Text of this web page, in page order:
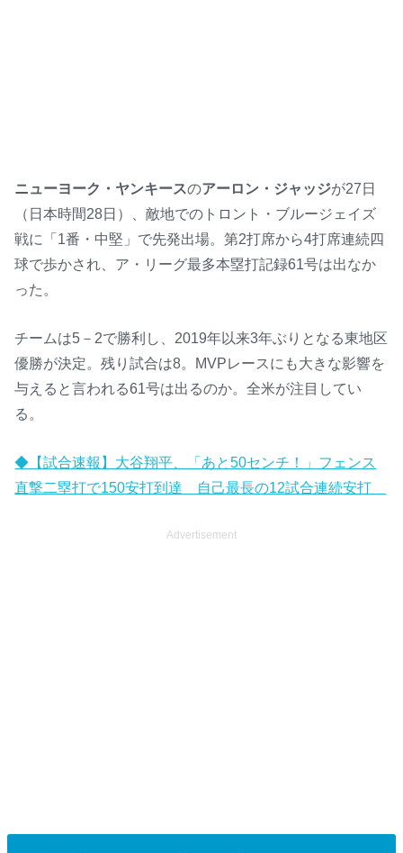
ニューヨーク・ヤンキースのアーロン・ジャッジが27日
（日本時間28日）、敵地でのトロント・ブルージェイズ
戦に「1番・中堅」で先発出場。第2打席から4打席連続四
球で歩かされ、ア・リーグ最多本塁打記録61号は出なか
った。
チームは5－2で勝利し、2019年以来3年ぶりとなる東地区
優勝が決定。残り試合は8。MVPレースにも大きな影響を
与えると言われる61号は出るのか。全米が注目してい
る。
◆【試合速報】大谷翔平、「あと50センチ！」フェンス
直撃二塁打で150安打到達 自己最長の12試合連続安打
Advertisement